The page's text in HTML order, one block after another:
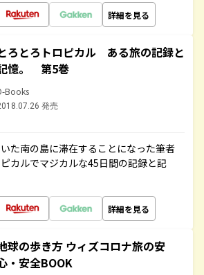
詳細を見る
ろとろトロピカル ある旅の記録と
憶。 第5巻
Books
発売
た南の島に滞在することになった筆者
カルでマジカルな45日間の記録と記
詳細を見る
球の歩き方 ウィズコロナ旅の安
・安全BOOK